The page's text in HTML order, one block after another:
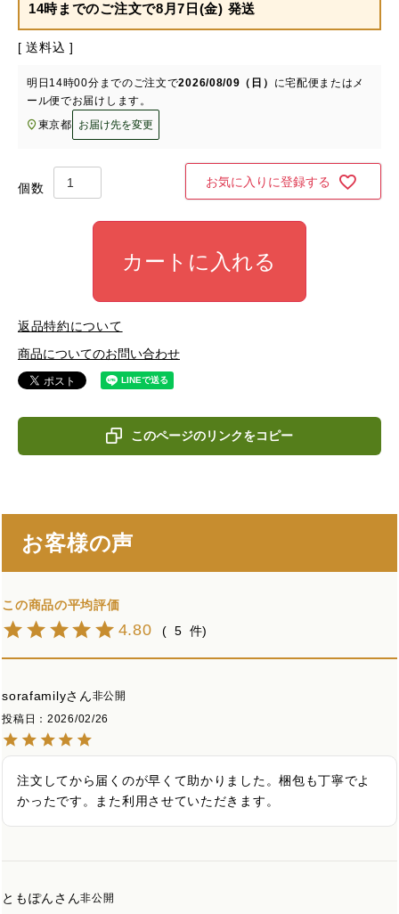
14時までのご注文で8月7日(金) 発送
送料込
明日 14時00分 までのご注文で2026/08/09（日） に宅配便またはメ
ール便でお届けします。
東京都
お届け先を変更
お気に入りに登録する
カートに入れる
返品特約について
商品についてのお問い合わせ
このページのリンクをコピー
お客様の声
4.80 5
sorafamily
非公開
投稿日
2026/02/26
注文してから届くのが早くて助かりました。梱包も丁寧でよ
かったです。また利用させていただきます。
ともぽん 非公開